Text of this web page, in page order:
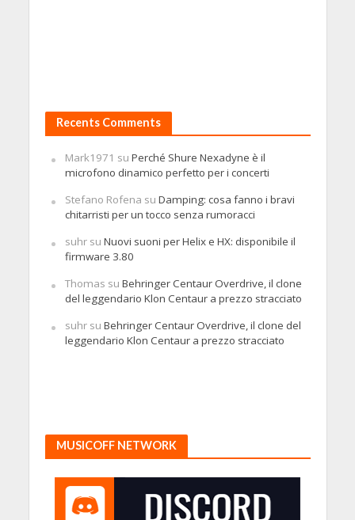
Recents Comments
Mark1971 su Perché Shure Nexadyne è il
microfono dinamico perfetto per i concerti
Stefano Rofena su Damping: cosa fanno i bravi
chitarristi per un tocco senza rumoracci
suhrsu Nuovi suoni per Helix e HX: disponibile il
firmware 3.80
Thomas su Behringer Centaur Overdrive, il clone
del leggendario Klon Centaur a prezzo stracciato
suhrsu Behringer Centaur Overdrive, il clone del
leggendario Klon Centaur a prezzo stracciato
MUSICOFF NETWORK